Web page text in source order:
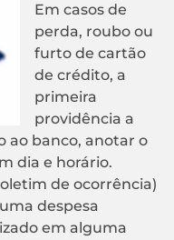
Em casos de
perda, roubo ou
furto de cartão
de crédito, a
primeira
providência a
ao banco, anotar o
dia e horário.
de ocorrência)
despesa
em alguma